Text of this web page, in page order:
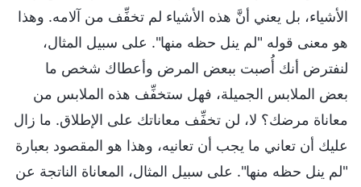
الأشياء، بل يعني أنَّ هذه الأشياء لم تخفِّف من آلامه. وهذا
هو معنى قوله "لم ينل حظه منها". على سبيل المثال،
لنفترض أنك أُصبت ببعض المرض وأعطاك شخص ما
بعض الملابس الجميلة، فهل ستخفِّف هذه الملابس من
معاناة مرضك؟ لا، لن تخفِّف معاناتك على الإطلاق. ما زال
عليك أن تعاني ما يجب أن تعانيه، وهذا هو المقصود بعبارة
"لم ينل حظه منها". على سبيل المثال، المعاناة الناتجة عن